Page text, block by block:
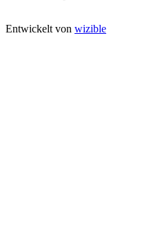
Entwickelt von wizible